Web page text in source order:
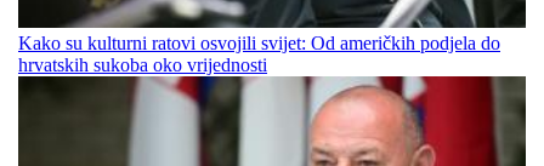
Kako su kulturni ratovi osvojili svijet: Od američkih podjela do
hrvatskih sukoba oko vrijednosti